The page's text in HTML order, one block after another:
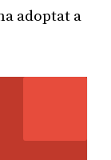
adoptat a